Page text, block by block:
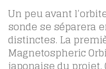
Un peu avant
sonde se séparera
distinctes. La
Magnetospheric